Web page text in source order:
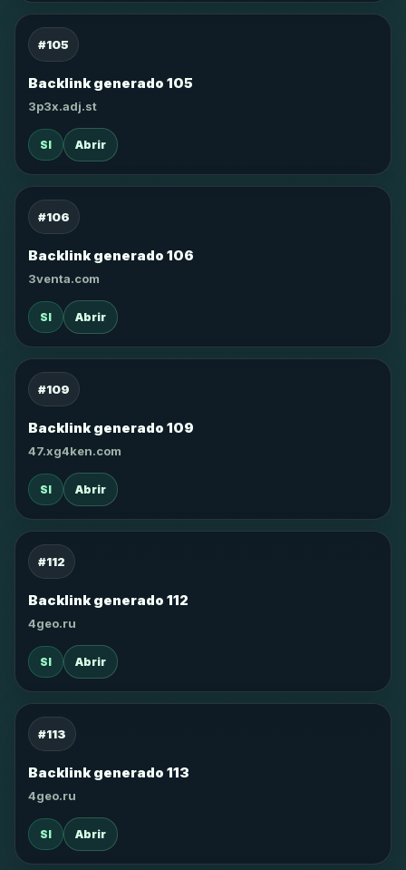
#105
Backlink generado 105
3p3x.adj.st
SI Abrir
#106
Backlink generado 106
3venta.com
SI Abrir
#109
Backlink generado 109
47.xg4ken.com
SI Abrir
#112
Backlink generado 112
4geo.ru
SI Abrir
#113
Backlink generado 113
4geo.ru
SI Abrir